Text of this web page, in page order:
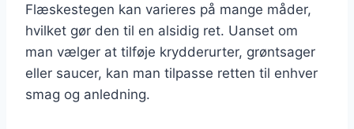
Flæskestegen kan varieres på mange måder,
hvilket gør den til en alsidig ret. Uanset om
man vælger at tilføje krydderurter, grøntsager
eller saucer, kan man tilpasse retten til enhver
smag og anledning.